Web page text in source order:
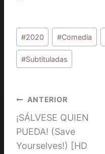
Etiquetas
de
la
#2020 #Comedia
#Subtituladas
Navegación
de
entradas
ANTERIOR
¡SÁLVESE QUIEN
PUEDA! (Save
Yourselves!) [HD